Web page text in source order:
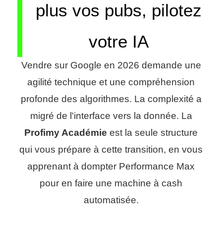
plus vos pubs, pilotez
votre IA
Vendre sur Google en 2026 demande une
agilité technique et une compréhension
profonde des algorithmes. La complexité a
migré de l'interface vers la donnée. La
Profimy Académie est la seule structure
qui vous prépare à cette transition, en vous
apprenant à dompter Performance Max
pour en faire une machine à cash
automatisée.